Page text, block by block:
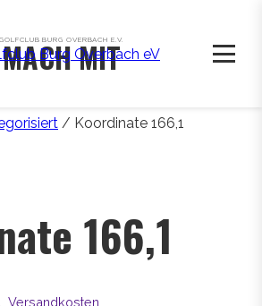
GOLFCLUB BURG OVERBACH E.V.
MACH MIT
/ Koordinate 166,1
166,1
Versandkosten